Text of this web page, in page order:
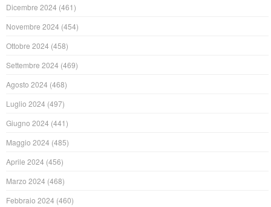
Dicembre 2024 (461)
Novembre 2024 (454)
Ottobre 2024 (458)
Settembre 2024 (469)
Agosto 2024 (468)
Luglio 2024 (497)
Giugno 2024 (441)
Maggio 2024 (485)
Aprile 2024 (456)
Marzo 2024 (468)
Febbraio 2024 (460)